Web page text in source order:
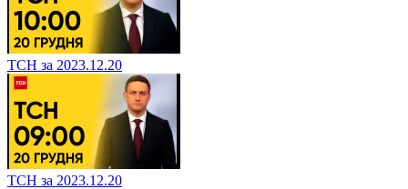
ТСН за 2023.12.20
ТСН за 2023.12.20